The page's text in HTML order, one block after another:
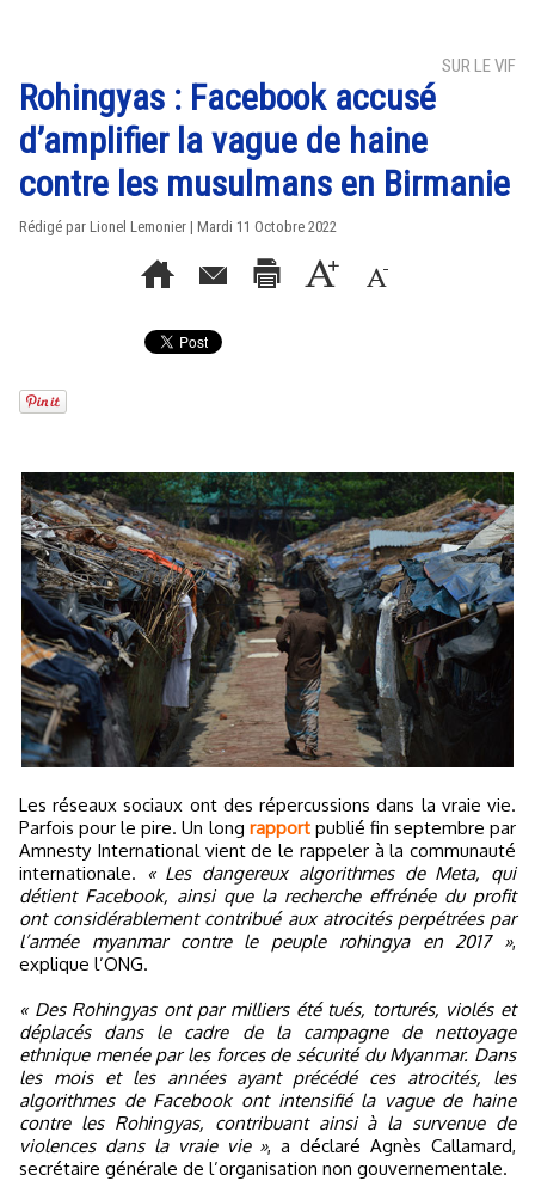
SUR LE VIF
Rohingyas : Facebook accusé
d’amplifier la vague de haine
contre les musulmans en Birmanie
Rédigé par Lionel Lemonier | Mardi 11 Octobre 2022
Les réseaux sociaux ont des répercussions dans la vraie vie.
Parfois pour le pire. Un long rapportpublié fin septembre par
Amnesty International vient de le rappeler à la communauté
internationale.
« Les dangereux algorithmes de Meta, qui
détient Facebook, ainsi que la recherche effrénée du profit
ont considérablement contribué aux atrocités perpétrées par
l’armée myanmar contre le peuple rohingya en 2017 »,
explique l’ONG.
« Des Rohingyas ont par milliers été tués, torturés, violés et
déplacés dans le cadre de la campagne de nettoyage
ethnique menée par les forces de sécurité du Myanmar. Dans
les mois et les années ayant précédé ces atrocités, les
algorithmes de Facebook ont intensifié la vague de haine
contre les Rohingyas, contribuant ainsi à la survenue de
violences dans la vraie vie », a déclaré Agnès Callamard,
secrétaire générale de l’organisation non gouvernementale.